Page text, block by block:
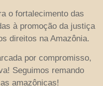
o fortalecimento das
à promoção da justiça
direitos na Amazônia.
por compromisso,
Seguimos remando
amazônicas!